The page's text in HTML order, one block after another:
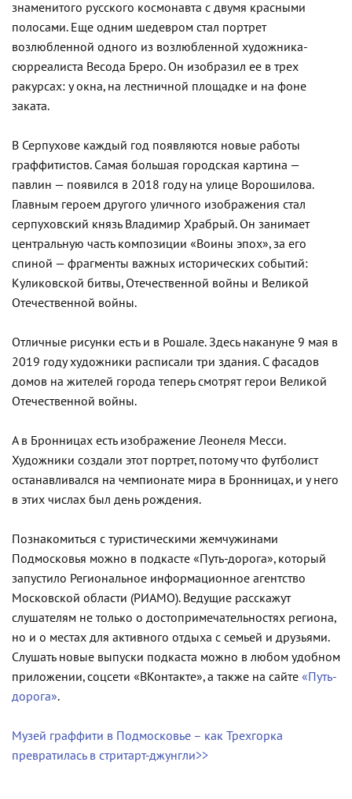
знаменитого русского космонавта с двумя красными
полосами. Еще одним шедевром стал портрет
возлюбленной одного из возлюбленной художника-
сюрреалиста Весода Бреро. Он изобразил ее в трех
ракурсах: у окна, на лестничной площадке и на фоне
заката.
В Серпухове каждый год появляются новые работы
граффитистов. Самая большая городская картина —
павлин — появился в 2018 году на улице Ворошилова.
Главным героем другого уличного изображения стал
серпуховский князь Владимир Храбрый. Он занимает
центральную часть композиции «Воины эпох», за его
спиной — фрагменты важных исторических событий:
Куликовской битвы, Отечественной войны и Великой
Отечественной войны.
Отличные рисунки есть и в Рошале. Здесь накануне 9 мая в
2019 году художники расписали три здания. С фасадов
домов на жителей города теперь смотрят герои Великой
Отечественной войны.
А в Бронницах есть изображение Леонеля Месси.
Художники создали этот портрет, потому что футболист
останавливался на чемпионате мира в Бронницах, и у него
в этих числах был день рождения.
Познакомиться с туристическими жемчужинами
Подмосковья можно в подкасте «Путь-дорога», который
запустило Региональное информационное агентство
Московской области (РИАМО). Ведущие расскажут
слушателям не только о достопримечательностях региона,
но и о местах для активного отдыха с семьей и друзьями.
Слушать новые выпуски подкаста можно в любом удобном
приложении, соцсети «ВКонтакте», а также на сайте «Путь-
дорога».
Музей граффити в Подмосковье – как Трехгорка
превратилась в стритарт-джунгли>>